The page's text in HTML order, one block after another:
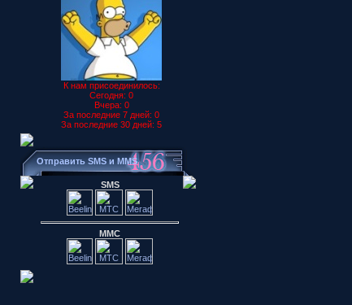
К нам присоединилось:
Сегодня: 0
Вчера: 0
За последние 7 дней: 0
За последние 30 дней: 5
Отправить SMS и MMS
SMS
ММС